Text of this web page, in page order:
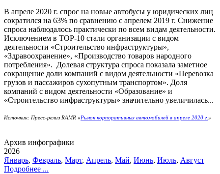
В апреле 2020 г. спрос на новые автобусы у юридических лиц
сократился на 63% по сравнению с апрелем 2019 г. Снижение
спроса наблюдалось практически по всем видам деятельности.
Исключением в ТОР-10 стали организации с видом
деятельности «Строительство инфраструктуры»,
«Здравоохранение», «Производство товаров народного
потребления». Долевая структура спроса показала заметное
сокращение доли компаний с видом деятельности «Перевозка
грузов и пассажиров сухопутным транспортом». Доля
компаний с видом деятельности «Образование» и
«Строительство инфраструктуры» значительно увеличилась...
Источник: Пресс-релиз RAMR «Рынок корпоративных автомобилей в апреле 2020 г. »
Архив инфографики
2026
Январь, Февраль, Март, Апрель, Май, Июнь, Июль, Август
Подробнее ...